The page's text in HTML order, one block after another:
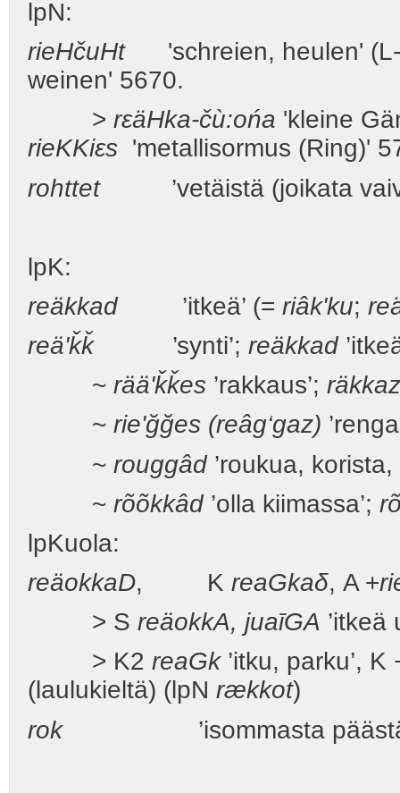
lpN:
rieHčuHt'schreien, heulen'
weinen' 5670.
> rεäHka-čù:ońa 'kleine
rieKKiεs 'metallisormus
rohttet’vetäistä (joikata
lpK:
reäkkad’itkeä’ (= riâk'ku;
reä'ǩǩ ’synti’; reäkkad
~ rää'ǩǩes ’rakkaus’;
~ rie'ğğes (reâg‘gaz)
~ rouggâd’roukua, korista,
~ rõõkkâd’olla kiimassa’;
lpKuola:
reäokkaD, K reaGkaδ, A +
> S reäokkA, juaīGA ’itkeä
> K2 reaGk’itku, parku’, K
(laulukieltä) (lpN rækkot)
rok’isommasta päästä